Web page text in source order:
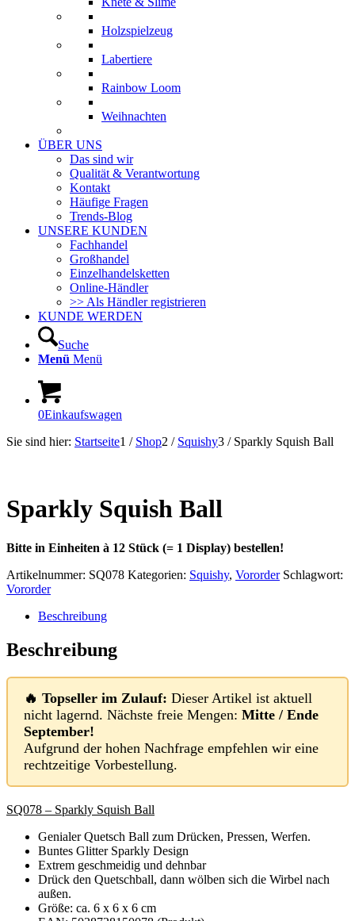
Holzspielzeug
Labertiere
Rainbow Loom
Weihnachten
ÜBER UNS
Das sind wir
Qualität & Verantwortung
Kontakt
Häufige Fragen
Trends-Blog
UNSERE KUNDEN
Fachhandel
Großhandel
Einzelhandelsketten
Online-Händler
>> Als Händler registrieren
KUNDE WERDEN
Suche
Menü Menü
0Einkaufswagen
Sie sind hier: Startseite1 / Shop2 / Squishy3 / Sparkly Squish Ball
Sparkly Squish Ball
Bitte in Einheiten à 12 Stück (= 1 Display) bestellen!
Artikelnummer: SQ078 Kategorien: Squishy, Vororder Schlagwort:
Vororder
Beschreibung
Beschreibung
🔥 Topseller im Zulauf: Dieser Artikel ist aktuell
nicht lagernd. Nächste freie Mengen: Mitte / Ende
September!
Aufgrund der hohen Nachfrage empfehlen wir eine
rechtzeitige Vorbestellung.
SQ078 – Sparkly Squish Ball
Genialer Quetsch Ball zum Drücken, Pressen, Werfen.
Buntes Glitter Sparkly Design
Extrem geschmeidig und dehnbar
Drück den Quetschball, dann wölben sich die Wirbel nach
außen.
Größe: ca. 6 x 6 x 6 cm